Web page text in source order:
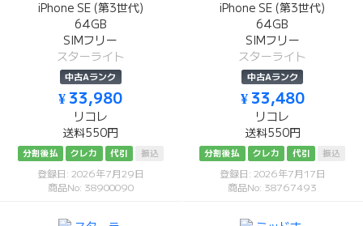
iPhone SE (第3世代)
64GB
SIMフリー
スターライト
中古Aランク
¥ 33,980
リコレ
送料550円
分割後払 クレカ 代引 振込
登録日: 2026年7月29日
商品No: 38900090
iPhone SE (第3世代)
64GB
SIMフリー
スターライト
中古Aランク
¥ 33,480
リコレ
送料550円
分割後払 クレカ 代引 振込
登録日: 2026年7月17日
商品No: 38767493